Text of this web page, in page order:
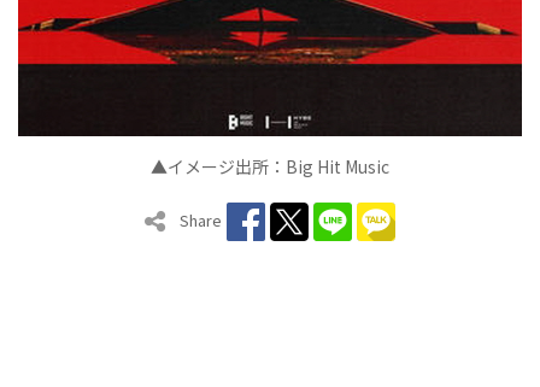
▲イメージ出所：Big Hit Music
Share